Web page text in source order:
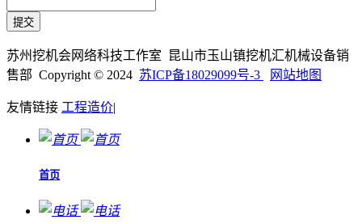
苏州挖机会网络科技工作室 昆山市玉山镇挖机汇机械设备销
售部 Copyright © 2024 苏ICP备18029099号-3 网站地图
友情链接 工程造价|
首页